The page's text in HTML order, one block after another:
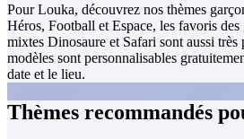
Pour Louka, découvrez nos thèmes
Héros, Football et Espace, les favoris des
mixtes Dinosaure et Safari sont aussi très
modèles sont personnalisables
date et le lieu.
Thèmes recommandés